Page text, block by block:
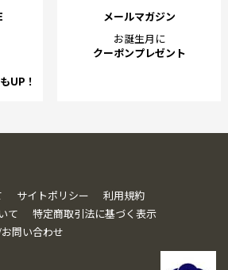
UP！
メールマガジン
お誕生月に
クーポンプレゼント
サイトポリシー
利用規約
て
特定商取引法に基づく表示
問い合わせ